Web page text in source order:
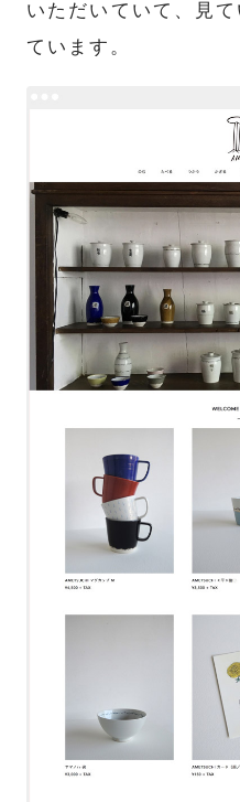
TOP
ABOUT
FEATURE
INSIDE
いただいていて、見
ています。